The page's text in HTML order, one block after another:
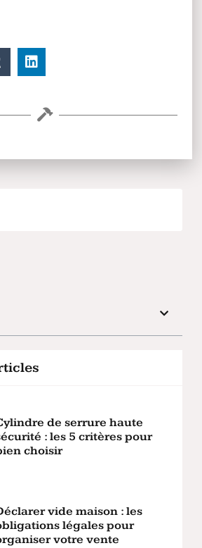
de serrure haute
: les 5 critères pour
choisir
vide maison : les
légales pour
votre vente